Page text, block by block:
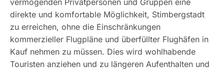
direkte und komfortable Möglichkeit, Stimbergstadt
zu erreichen, ohne die Einschränkungen
kommerzieller Flugpläne und überfüllter Flughäfen in
Kauf nehmen zu müssen. Dies wird wohlhabende
Touristen anziehen und zu längeren Aufenthalten und